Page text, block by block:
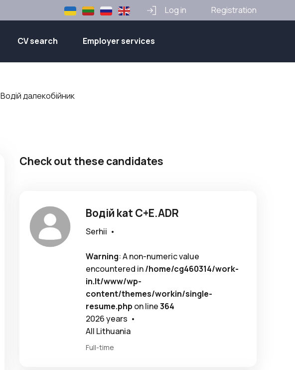
Log in Registration
CV search Employer services
Водій далекобійник
Check out these candidates
Водій kat C+E.ADR
Serhii •
Warning: A non-numeric value
encountered in/home/cg460314/work-
in.lt/www/wp-
content/themes/workin/single-
resume.php on line364
2026 years •
All Lithuania
Full-time